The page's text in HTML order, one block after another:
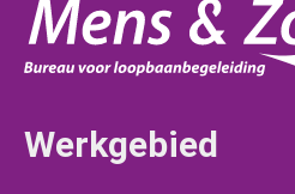
Werkgebied